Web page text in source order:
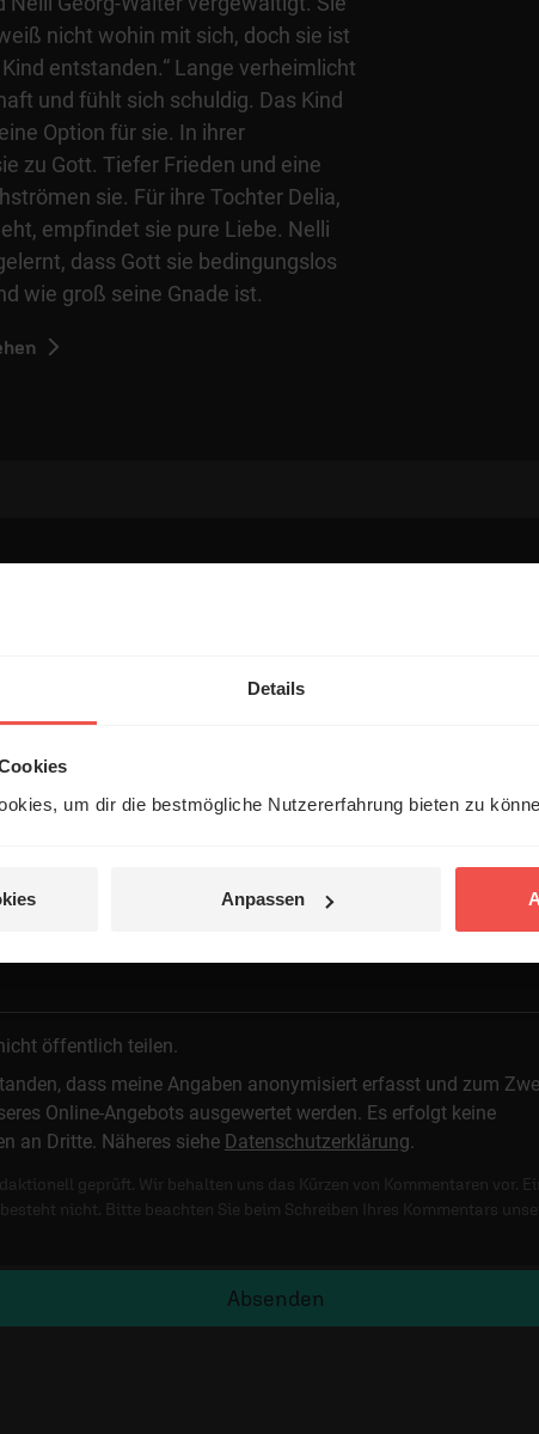
Details
um dir die bestmögliche Nutzererfahrung bieten zu
Anpassen
nicht wohin mit sich, doch sie ist
entstanden.“ Lange verheimlicht
und fühlt sich schuldig. Das Kind
Option für sie. In ihrer
zu Gott. Tiefer Frieden und eine
sie. Für ihre Tochter Delia,
empfindet sie pure Liebe. Nelli
dass Gott sie bedingungslos
wie groß seine Gnade ist.
öffentlich teilen.
dass meine Angaben anonymisiert erfasst und zum
Online-Angebots ausgewertet werden. Es erfolgt keine
an Dritte. Näheres siehe Datenschutzerklärung.
geprüft. Wir behalten uns das Kürzen von Kommentaren vor.
nicht. Bitte beachten Sie beim Schreiben Ihres Kommentars
Absenden